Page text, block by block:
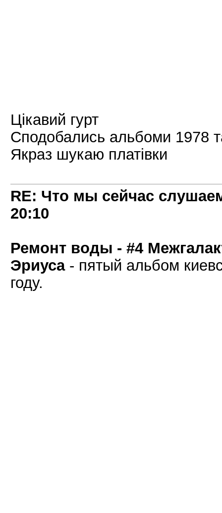
Цікавий гурт
Сподобались альбоми 1978
Якраз шукаю платівки
RE: Что мы сейчас
20:10
Ремонт воды - #4
Эриуса- пятый альбом
году.